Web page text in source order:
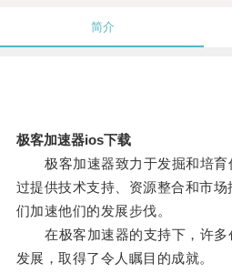
简介
极客加速器ios下载
极客加速器致力于发掘和培育
过提供技术支持、资源整合和市
们加速他们的发展步伐。
在极客加速器的支持下，许多
发展，取得了令人瞩目的成就。